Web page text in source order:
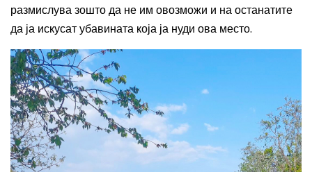
размислува зошто да не им овозможи и на останатите
да ја искусат убавината која ја нуди ова место.